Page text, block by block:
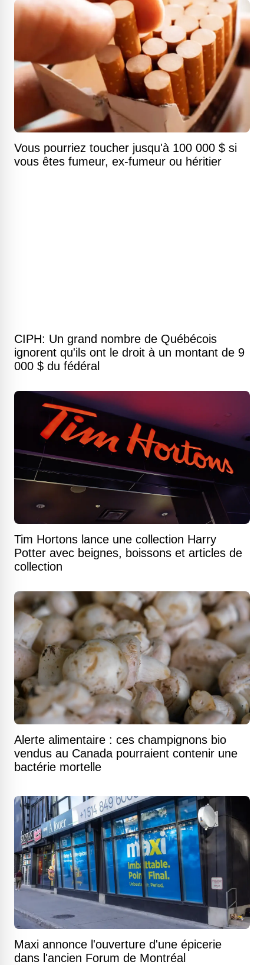
Vous pourriez toucher jusqu'à 100 000 $ si
vous êtes fumeur, ex-fumeur ou héritier
CIPH: Un grand nombre de Québécois
ignorent qu'ils ont le droit à un montant de 9
000 $ du fédéral
Tim Hortons lance une collection Harry
Potter avec beignes, boissons et articles de
collection
Alerte alimentaire : ces champignons bio
vendus au Canada pourraient contenir une
bactérie mortelle
Maxi annonce l'ouverture d'une épicerie
dans l'ancien Forum de Montréal